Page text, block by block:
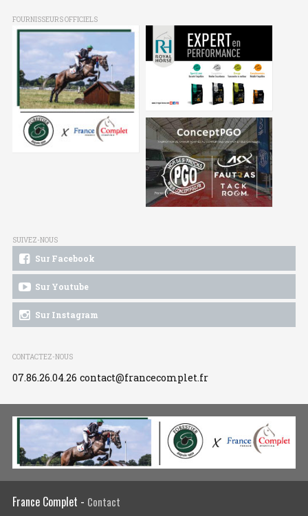
FOURNISSEURS OFFICIELS
SUIVEZ-NOUS
Sur Facebook
Sur Youtube
Sur Instagram
CONTACTEZ-NOUS
07.86.26.04.26 contact@francecomplet.fr
France Complet - Contact